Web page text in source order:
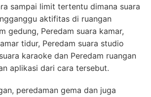
sampai limit tertentu dimana suara
aktifitas di ruangan
gedung, Peredam suara kamar,
tidur, Peredam suara studio
karaoke dan Peredam ruangan
aplikasi dari cara tersebut.
peredaman gema dan juga